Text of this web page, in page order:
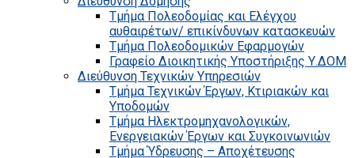
Τμήμα Πολεοδομίας και Ελέγχου
αυθαιρέτων/ επικίνδυνων κατασκευών
Τμήμα Πολεοδομικών Εφαρμογών
Γραφείο Διοικητικής Υποστήριξης Υ.ΔΟΜ
Διεύθυνση Τεχνικών Υπηρεσιών
Τμήμα Τεχνικών Έργων, Κτιριακών και
Υποδομών
Τμήμα Ηλεκτρομηχανολογικών,
Ενεργειακών Έργων και Συγκοινωνιών
Τμήμα Ύδρευσης – Αποχέτευσης